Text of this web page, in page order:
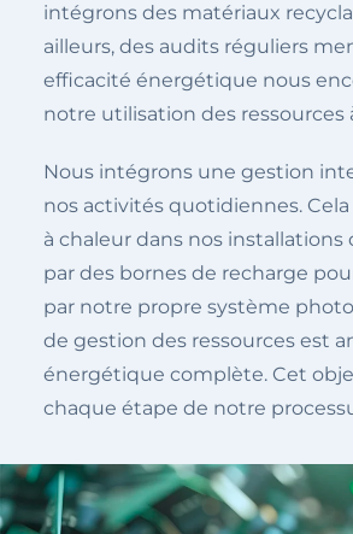
intégrons des matériaux
ailleurs, des audits réguliers
efficacité énergétique nous
notre utilisation des ressources
Nous intégrons une gestion
nos activités quotidiennes.
à chaleur dans nos
par des bornes de recharge
par notre propre système
de gestion des ressources est
énergétique complète. Cet
chaque étape de notre